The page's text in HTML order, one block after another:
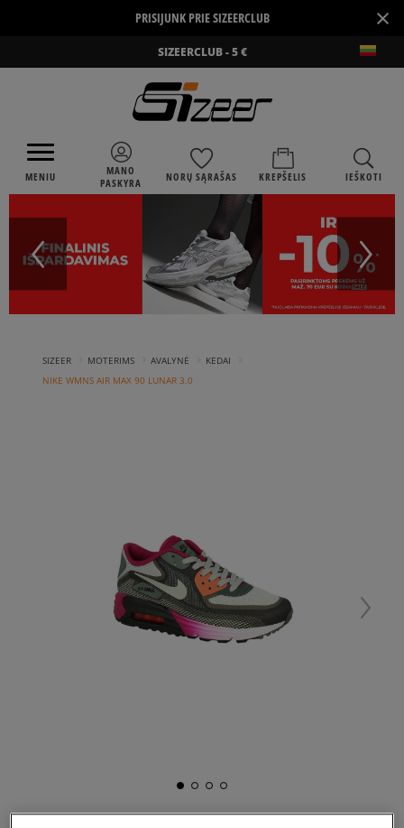
PRISIJUNK PRIE SIZEERCLUB ×
SIZEERCLUB - 5 €
MENIU
MANO
PASKYRA
NORŲ SĄRAŠAS KREPŠELIS IEŠKOTI
SIZEER MOTERIMS AVALYNĖ KEDAI
NIKE WMNS AIR MAX 90 LUNAR 3.0